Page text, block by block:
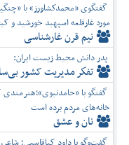
گفتگوی «محمدکشاورز» با
مورد غارقلعه اسپهبد خورشید و
نیم قرن غارشناسی
پدر دانش محیط زیست ایران:
تفكر مديريت کشور
گفتگو با
خانه‌های مردم برده است
نان و عشق